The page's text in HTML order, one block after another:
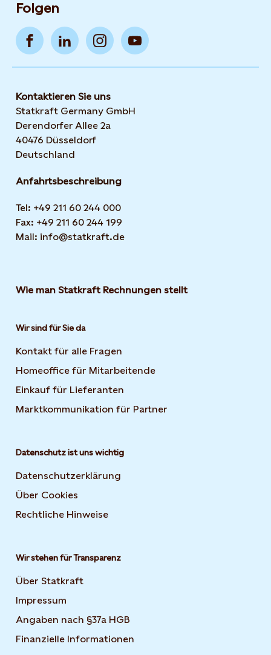
Folgen
Kontaktieren Sie uns
Statkraft Germany GmbH
Derendorfer Allee 2a
40476 Düsseldorf
Deutschland
Anfahrtsbeschreibung
Tel: +49 211 60 244 000
Fax: +49 211 60 244 199
Mail: info@statkraft.de
Wie man Statkraft Rechnungen stellt
Wir sind für Sie da
Kontakt für alle Fragen
Homeoffice für Mitarbeitende
Einkauf für Lieferanten
Marktkommunikation für Partner
Datenschutz ist uns wichtig
Datenschutzerklärung
Über Cookies
Rechtliche Hinweise
Wir stehen für Transparenz
Über Statkraft
Impressum
Angaben nach §37a HGB
Finanzielle Informationen